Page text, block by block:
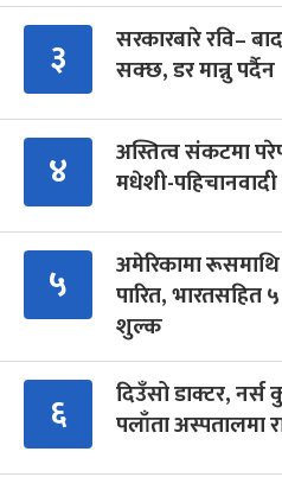
३
सरकारबारे रवि–
सक्छ, डर मान्नु पर्दैन
४
अस्तित्व संकटमा
मधेशी-
५
अमेरिकामा
पारित, भारतसहित
शुल्क
६
दिउँसो डाक्टर,
पलाँता अस्पतालमा